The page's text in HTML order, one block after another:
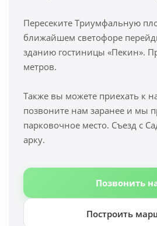
Пересеките Триумфальную
ближайшем светофоре
зданию гостиницы «Пекин».
метров.
Также вы можете приехать к
позвоните нам заранее и мы
парковочное место. Съезд с
арку.
Позвонить
Построить